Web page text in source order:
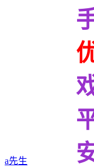
a先生